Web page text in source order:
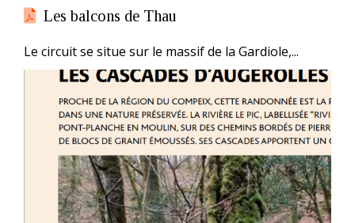
Les balcons de Thau
Le circuit se situe sur le massif de la Gardiole,...